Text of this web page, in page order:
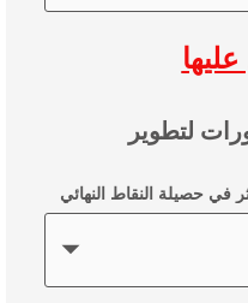
لتطوير
في حصيلة النقاط النهائي